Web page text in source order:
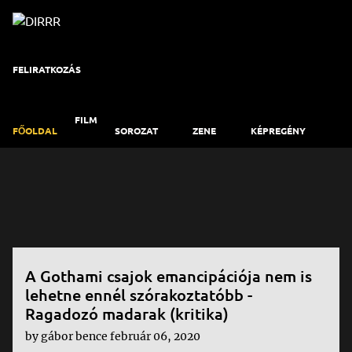
FELIRATKOZÁS
FŐOLDAL
FILM
SOROZAT
ZENE KÉPREGÉNY
A Gothami csajok emancipációja nem is
lehetne ennél szórakoztatóbb -
Ragadozó madarak (kritika)
bygábor bence február 06, 2020